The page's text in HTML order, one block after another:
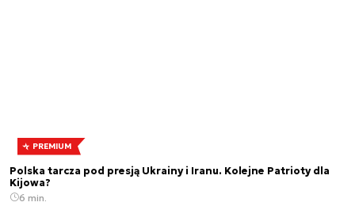
PREMIUM
Polska tarcza pod presją Ukrainy i Iranu. Kolejne Patrioty dla
Kijowa?
6 min.